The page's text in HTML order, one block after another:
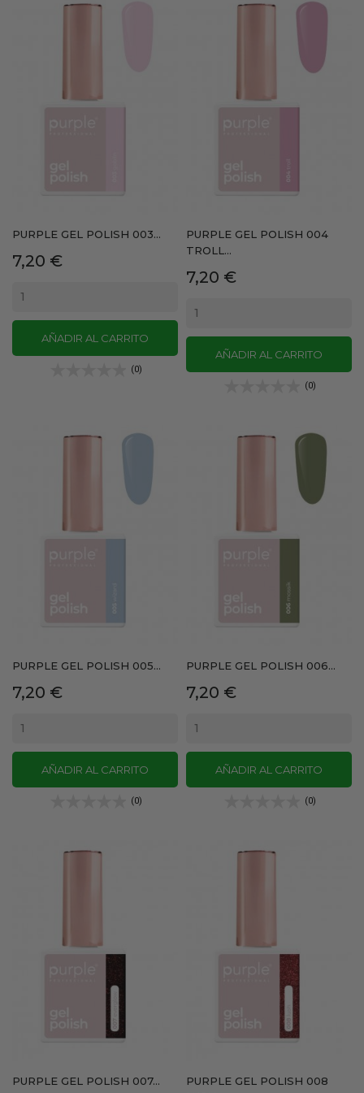
PURPLE GEL POLISH 003...
Precio
7,20 €
AÑADIR AL CARRITO
(0)
PURPLE GEL POLISH 004
TROLL...
Precio
7,20 €
AÑADIR AL CARRITO
(0)
PURPLE GEL POLISH 005...
Precio
7,20 €
AÑADIR AL CARRITO
(0)
PURPLE GEL POLISH 006...
Precio
7,20 €
AÑADIR AL CARRITO
(0)
PURPLE GEL POLISH 007...
PURPLE GEL POLISH 008